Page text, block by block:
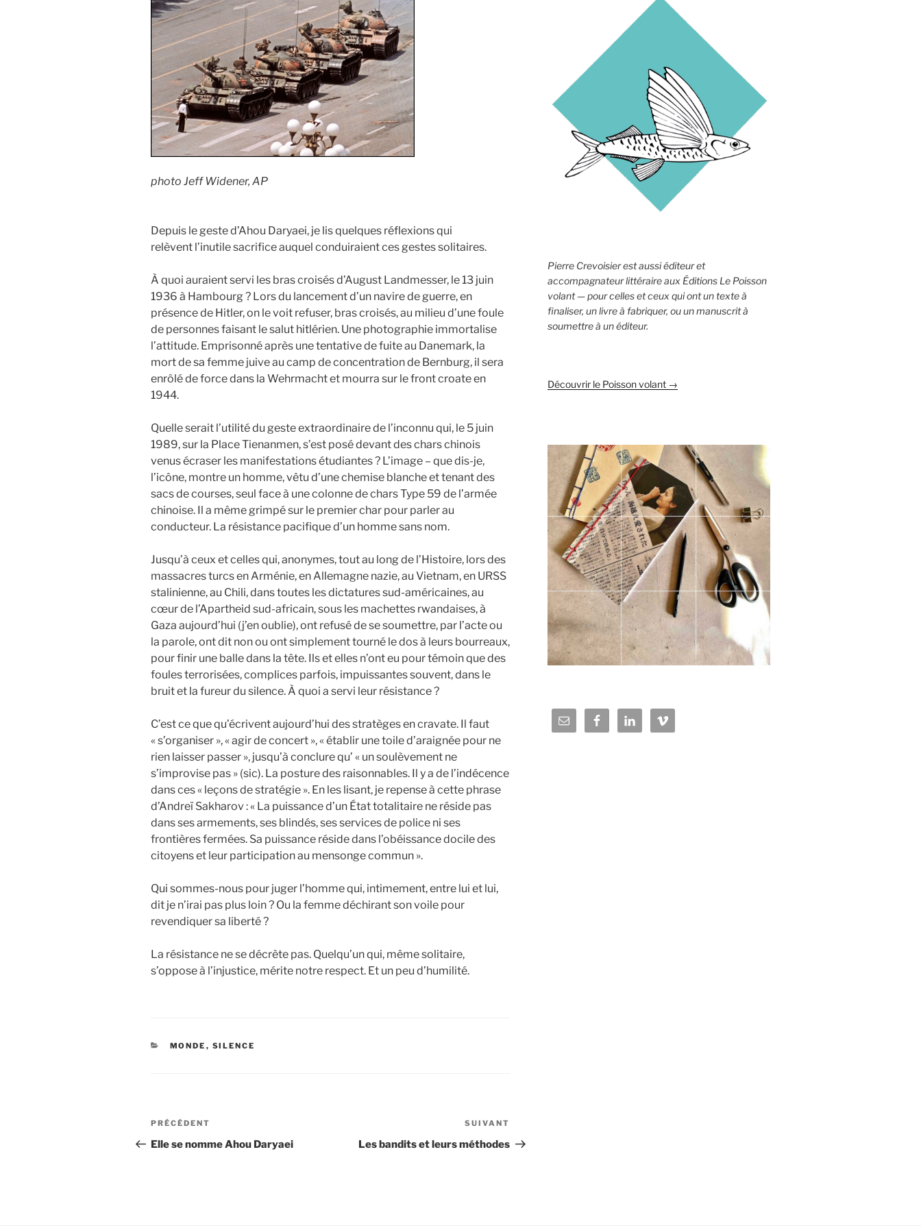
photo Jeff Widener, AP
Depuis le geste d’Ahou Daryaei, je lis quelques réflexions qui
relèvent l’inutile sacrifice auquel conduiraient ces gestes solitaires.
À quoi auraient servi les bras croisés d’August Landmesser, le 13 juin
1936 à Hambourg ? Lors du lancement d’un navire de guerre, en
présence de Hitler, on le voit refuser, bras croisés, au milieu d’une foule
de personnes faisant le salut hitlérien. Une photographie immortalise
l’attitude. Emprisonné après une tentative de fuite au Danemark, la
mort de sa femme juive au camp de concentration de Bernburg, il sera
enrôlé de force dans la Wehrmacht et mourra sur le front croate en
1944.
Quelle serait l’utilité du geste extraordinaire de l’inconnu qui, le 5 juin
1989, sur la Place Tienanmen, s’est posé devant des chars chinois
venus écraser les manifestations étudiantes ? L’image – que dis-je,
l’icône, montre un homme, vêtu d’une chemise blanche et tenant des
sacs de courses, seul face à une colonne de chars Type 59 de l’armée
chinoise. Il a même grimpé sur le premier char pour parler au
conducteur. La résistance pacifique d’un homme sans nom.
Jusqu’à ceux et celles qui, anonymes, tout au long de l’Histoire, lors des
massacres turcs en Arménie, en Allemagne nazie, au Vietnam, en URSS
stalinienne, au Chili, dans toutes les dictatures sud-américaines, au
cœur de l’Apartheid sud-africain, sous les machettes rwandaises, à
Gaza aujourd’hui (j’en oublie), ont refusé de se soumettre, par l’acte ou
la parole, ont dit non ou ont simplement tourné le dos à leurs bourreaux,
pour finir une balle dans la tête. Ils et elles n’ont eu pour témoin que des
foules terrorisées, complices parfois, impuissantes souvent, dans le
bruit et la fureur du silence. À quoi a servi leur résistance ?
C’est ce que qu’écrivent aujourd’hui des stratèges en cravate. Il faut
« s’organiser », « agir de concert », « établir une toile d’araignée pour ne
rien laisser passer », jusqu’à conclure qu’ « un soulèvement ne
s’improvise pas » (sic). La posture des raisonnables. Il y a de l’indécence
dans ces « leçons de stratégie ». En les lisant, je repense à cette phrase
d’Andreï Sakharov : « La puissance d’un État totalitaire ne réside pas
dans ses armements, ses blindés, ses services de police ni ses
frontières fermées. Sa puissance réside dans l’obéissance docile des
citoyens et leur participation au mensonge commun ».
Qui sommes-nous pour juger l’homme qui, intimement, entre lui et lui,
dit je n’irai pas plus loin ? Ou la femme déchirant son voile pour
revendiquer sa liberté ?
La résistance ne se décrète pas. Quelqu’un qui, même solitaire,
s’oppose à l’injustice, mérite notre respect. Et un peu d’humilité.
CATÉGORIES
MONDE , SILENCE
Navigation
de
Article
précédent
PRÉCÉDENT
Elle se nomme Ahou Daryaei
suivant
SUIVANT
Les bandits et leurs méthodes
Pierre Crevoisier est aussi éditeur et
accompagnateur littéraire aux Éditions Le Poisson
volant — pour celles et ceux qui ont un texte à
finaliser, un livre à fabriquer, ou un manuscrit à
soumettre à un éditeur.
Découvrir le Poisson volant →